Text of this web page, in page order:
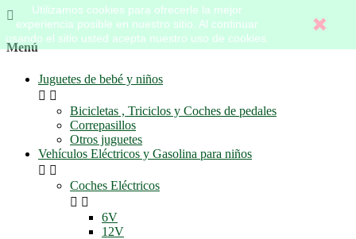
Utilizamos cookies para ofrecerle la mejor
experiencia posible en nuestro sitio. Al continuar
usando el sitio usted acepta nuestro uso de cookies.

Menú
Juguetes de bebé y niños
 
Bicicletas , Triciclos y Coches de pedales
Correpasillos
Otros juguetes
Vehículos Eléctricos y Gasolina para niños
 
Coches Eléctricos
 
6V
12V